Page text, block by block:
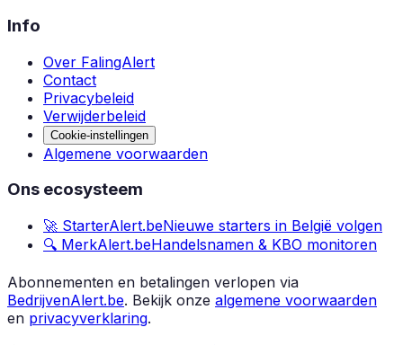
Info
Over FalingAlert
Contact
Privacybeleid
Verwijderbeleid
Cookie-instellingen
Algemene voorwaarden
Ons ecosysteem
🚀 StarterAlert.beNieuwe starters in België volgen
🔍 MerkAlert.beHandelsnamen & KBO monitoren
Abonnementen en betalingen verlopen via
BedrijvenAlert.be. Bekijk onze algemene voorwaarden
en privacyverklaring.